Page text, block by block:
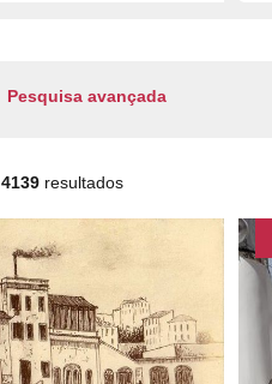
Pesquisa avançada
4139resultados